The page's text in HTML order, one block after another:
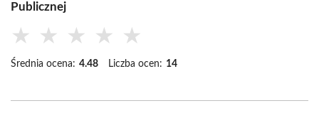
Publicznej
★ ★ ★ ★ ★
Średnia ocena: 4.48 Liczba ocen: 14